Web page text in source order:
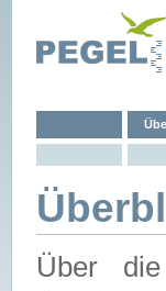
Über die